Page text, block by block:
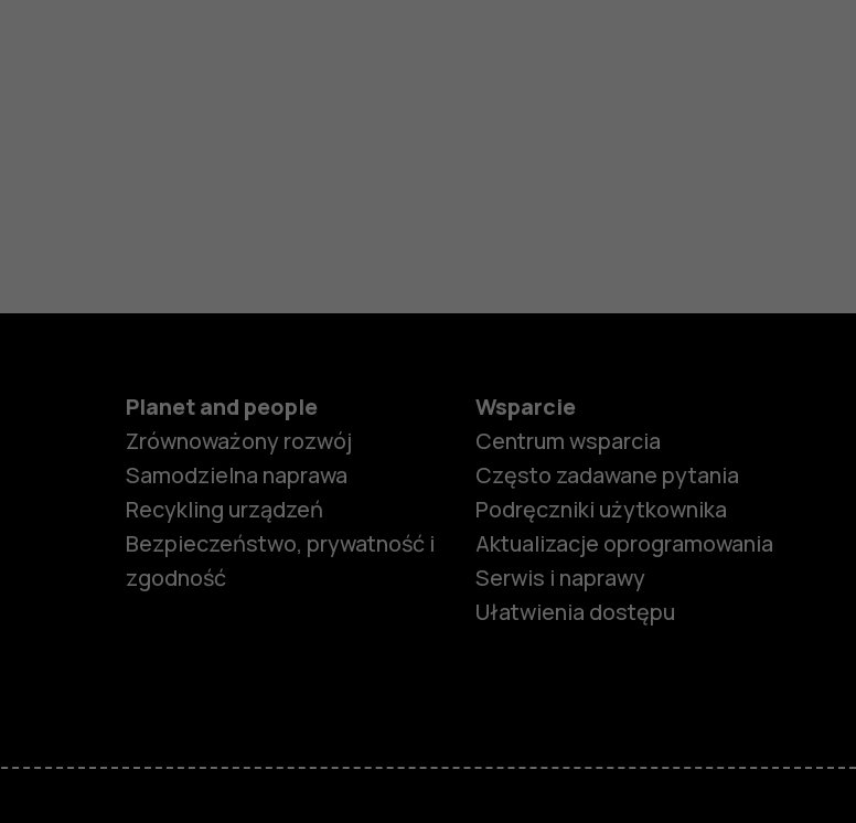
podstawowymi
Planet and people
Zrównoważony rozwój
Samodzielna naprawa
Recykling urządzeń
Bezpieczeństwo, prywatność i
zgodność
Wsparcie
Centrum wsparcia
Często zadawane pytania
Podręczniki użytkownika
Aktualizacje oprogramowania
Serwis i naprawy
Ułatwienia dostępu